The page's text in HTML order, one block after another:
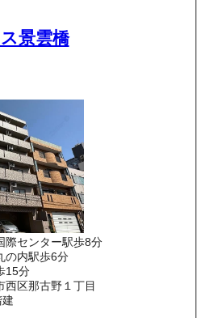
景雲橋
際センター駅歩8分
の内駅歩6分
15分
西区那古野１丁目